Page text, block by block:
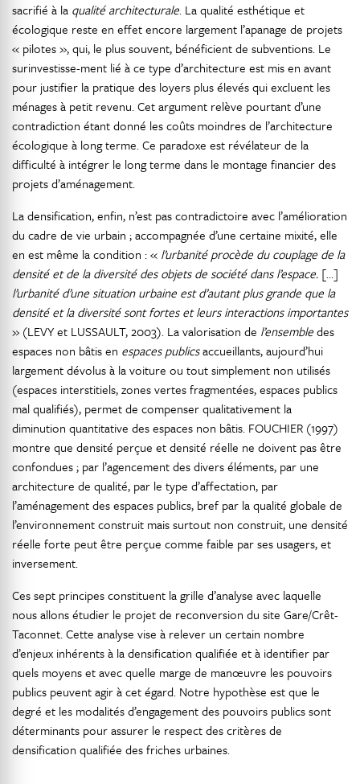
sacrifié à la qualité architecturale. La qualité esthétique et
écologique reste en effet encore largement l’apanage de projets
« pilotes », qui, le plus souvent, bénéficient de subventions. Le
surinvestisse-ment lié à ce type d’architecture est mis en avant
pour justifier la pratique des loyers plus élevés qui excluent les
ménages à petit revenu. Cet argument relève pourtant d’une
contradiction étant donné les coûts moindres de l’architecture
écologique à long terme. Ce paradoxe est révélateur de la
difficulté à intégrer le long terme dans le montage financier des
projets d’aménagement.
La densification, enfin, n’est pas contradictoire avec l’amélioration
du cadre de vie urbain ; accompagnée d’une certaine mixité, elle
en est même la condition : « l’urbanité procède du couplage de la
densité et de la diversité des objets de société dans l’espace. […]
l’urbanité d’une situation urbaine est d’autant plus grande que la
densité et la diversité sont fortes et leurs interactions importantes
» (LEVY et LUSSAULT, 2003). La valorisation de l’ensembledes
espaces non bâtis en espaces publicsaccueillants, aujourd’hui
largement dévolus à la voiture ou tout simplement non utilisés
(espaces interstitiels, zones vertes fragmentées, espaces publics
mal qualifiés), permet de compenser qualitativement la
diminution quantitative des espaces non bâtis. FOUCHIER (1997)
montre que densité perçue et densité réelle ne doivent pas être
confondues ; par l’agencement des divers éléments, par une
architecture de qualité, par le type d’affectation, par
l’aménagement des espaces publics, bref par la qualité globale de
l’environnement construit mais surtout non construit, une densité
réelle forte peut être perçue comme faible par ses usagers, et
inversement.
Ces sept principes constituent la grille d’analyse avec laquelle
nous allons étudier le projet de reconversion du site Gare/Crêt-
Taconnet. Cette analyse vise à relever un certain nombre
d’enjeux inhérents à la densification qualifiée et à identifier par
quels moyens et avec quelle marge de manœuvre les pouvoirs
publics peuvent agir à cet égard. Notre hypothèse est que le
degré et les modalités d’engagement des pouvoirs publics sont
déterminants pour assurer le respect des critères de
densification qualifiée des friches urbaines.